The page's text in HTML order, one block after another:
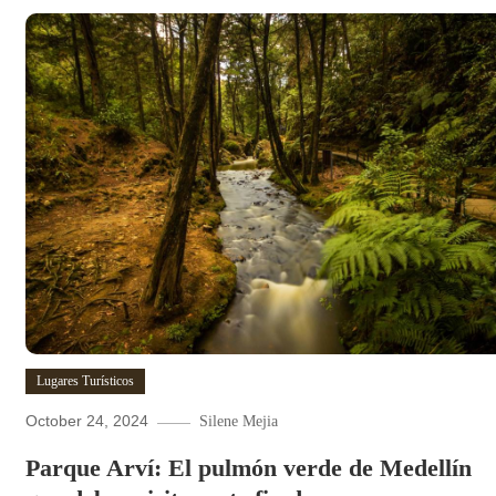
Lugares Turísticos
October 24, 2024 Silene Mejia
Parque Arví: El pulmón verde de Medellín